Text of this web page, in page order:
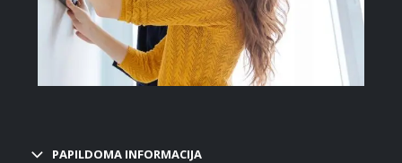
PAPILDOMA INFORMACIJA